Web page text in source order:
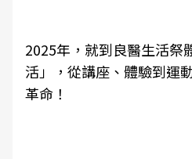
2025年，就到良醫生活祭
活」，從講座、體驗到運
革命！